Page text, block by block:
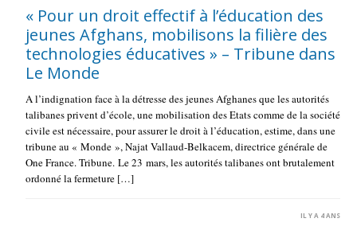
« Pour un droit effectif à l’éducation des
jeunes Afghans, mobilisons la filière des
technologies éducatives » – Tribune dans
Le Monde
A l’indignation face à la détresse des jeunes Afghanes que les autorités
talibanes privent d’école, une mobilisation des Etats comme de la société
civile est nécessaire, pour assurer le droit à l’éducation, estime, dans une
tribune au « Monde », Najat Vallaud-Belkacem, directrice générale de
One France. Tribune. Le 23 mars, les autorités talibanes ont brutalement
ordonné la fermeture […]
IL Y A 4 ANS